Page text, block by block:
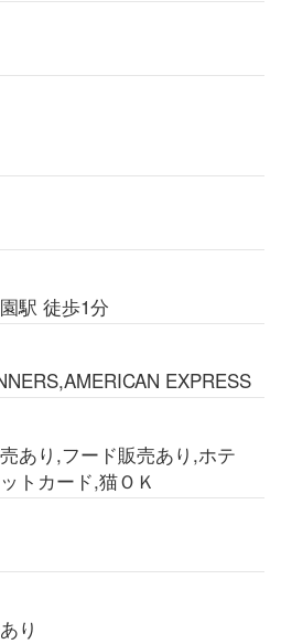
駅 徒歩1分
EXPRESS
あり,フード販売あり,ホテ
トカード,猫ＯＫ
り